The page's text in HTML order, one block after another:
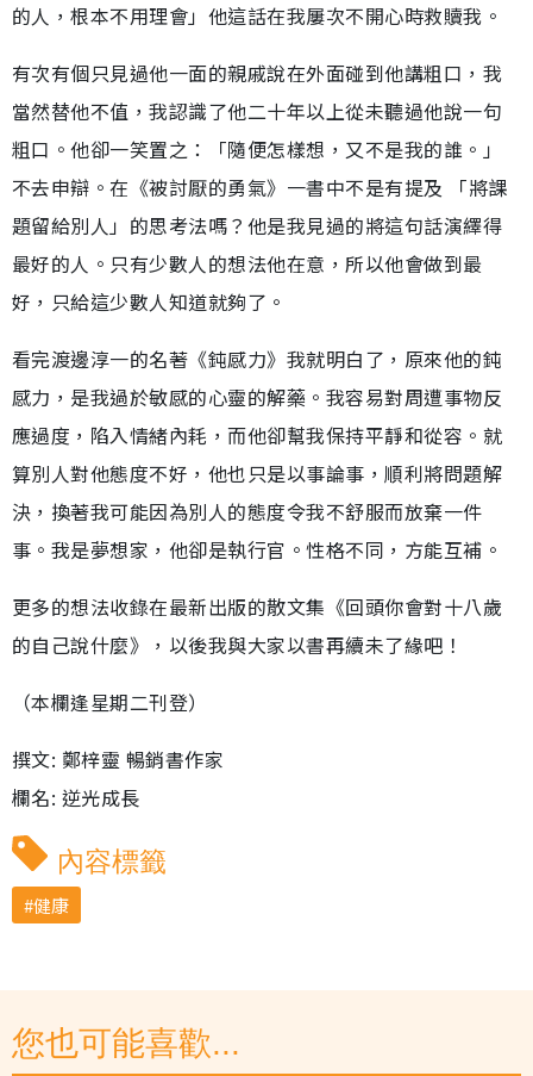
的人，根本不用理會」他這話在我屢次不開心時救贖我。
有次有個只見過他一面的親戚說在外面碰到他講粗口，我
當然替他不值，我認識了他二十年以上從未聽過他說一句
粗口。他卻一笑置之：「隨便怎樣想，又不是我的誰。」
不去申辯。在《被討厭的勇氣》一書中不是有提及 「將課
題留給別人」的思考法嗎？他是我見過的將這句話演繹得
最好的人。只有少數人的想法他在意，所以他會做到最
好，只給這少數人知道就夠了。
看完渡邊淳一的名著《鈍感力》我就明白了，原來他的鈍
感力，是我過於敏感的心靈的解藥。我容易對周遭事物反
應過度，陷入情緒內耗，而他卻幫我保持平靜和從容。就
算別人對他態度不好，他也只是以事論事，順利將問題解
決，換著我可能因為別人的態度令我不舒服而放棄一件
事。我是夢想家，他卻是執行官。性格不同，方能互補。
更多的想法收錄在最新出版的散文集《回頭你會對十八歲
的自己說什麼》，以後我與大家以書再續未了緣吧！
（本欄逢星期二刊登）
撰文: 鄭梓靈 暢銷書作家
欄名: 逆光成長
內容標籤
健康
您也可能喜歡...